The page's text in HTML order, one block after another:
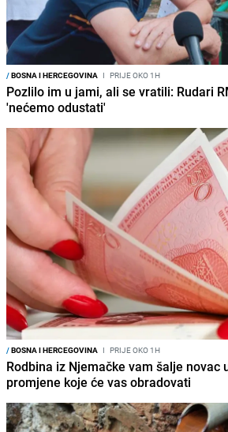
/BOSNA I HERCEGOVINA I PRIJE OKO 1H
Pozlilo im u jami, ali se vratili: Rudari
'nećemo odustati'
/BOSNA I HERCEGOVINA I PRIJE OKO 1H
Rodbina iz Njemačke vam šalje novac
promjene koje će vas obradovati